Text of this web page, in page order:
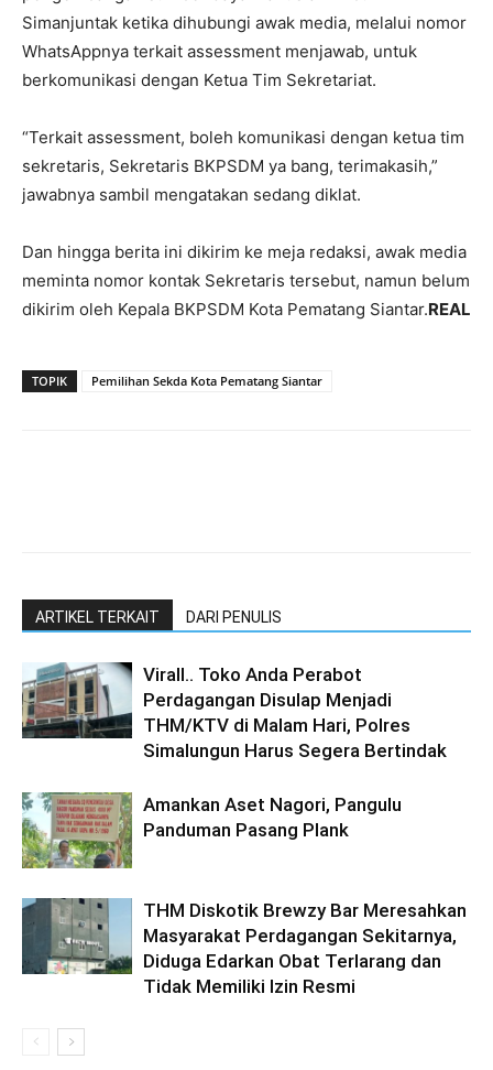
Simanjuntak ketika dihubungi awak media, melalui nomor
WhatsAppnya terkait assessment menjawab, untuk
berkomunikasi dengan Ketua Tim Sekretariat.
“Terkait assessment, boleh komunikasi dengan ketua tim
sekretaris, Sekretaris BKPSDM ya bang, terimakasih,”
jawabnya sambil mengatakan sedang diklat.
Dan hingga berita ini dikirim ke meja redaksi, awak media
meminta nomor kontak Sekretaris tersebut, namun belum
dikirim oleh Kepala BKPSDM Kota Pematang Siantar.REAL
TOPIK Pemilihan Sekda Kota Pematang Siantar
ARTIKEL TERKAIT DARI PENULIS
Virall.. Toko Anda Perabot
Perdagangan Disulap Menjadi
THM/KTV di Malam Hari, Polres
Simalungun Harus Segera Bertindak
Amankan Aset Nagori, Pangulu
Panduman Pasang Plank
THM Diskotik Brewzy Bar Meresahkan
Masyarakat Perdagangan Sekitarnya,
Diduga Edarkan Obat Terlarang dan
Tidak Memiliki Izin Resmi